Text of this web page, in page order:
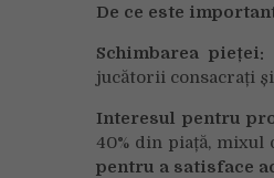
De ce este
Schimbarea pieței:
jucătorii consacrați
Interesul pentru
40% din piață, mixul
pentru a satisface